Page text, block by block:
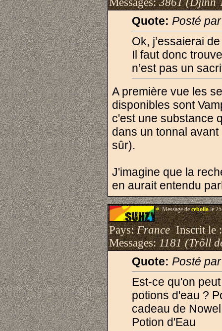
Quote: Posté
Ok, j’essaierai
Il faut donc
n’est pas un
A première vue les
disponibles sont
c'est une substance
dans un tonnal
sûr).
J'imagine que la
en aurait entendu
#.Message decebollale
Pays:FranceInscrit le
Messages:1181 (Trõll
Quote: Posté
Est-ce qu'on
potions d'eau ?
cadeau de
Potion d'Eau